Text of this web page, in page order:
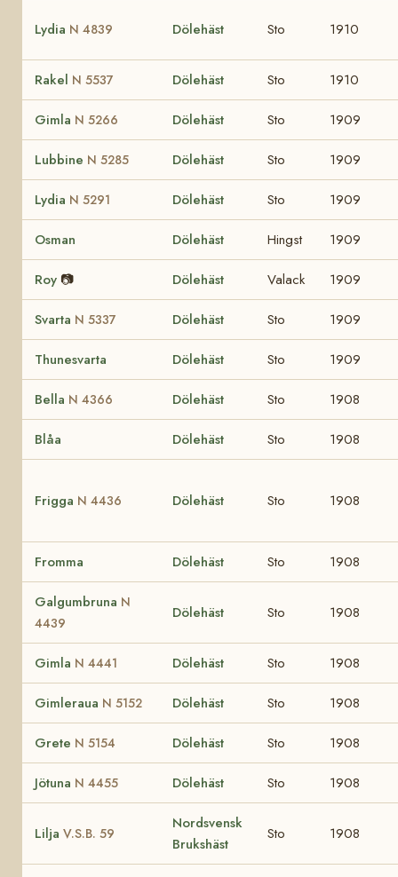
Lydia N 4839 Dölehäst Sto 1910
Rakel N 5537 Dölehäst Sto 1910
Gimla N 5266 Dölehäst Sto 1909
Lubbine N 5285 Dölehäst Sto 1909
Lydia N 5291 Dölehäst Sto 1909
Osman Dölehäst Hingst 1909
Roy 📷 Dölehäst Valack 1909
Svarta N 5337 Dölehäst Sto 1909
Thunesvarta Dölehäst Sto 1909
Bella N 4366 Dölehäst Sto 1908
Blåa Dölehäst Sto 1908
Frigga N 4436 Dölehäst Sto 1908
Fromma Dölehäst Sto 1908
Galgumbruna N
4439
Dölehäst Sto 1908
Gimla N 4441 Dölehäst Sto 1908
Gimleraua N 5152 Dölehäst Sto 1908
Grete N 5154 Dölehäst Sto 1908
Jötuna N 4455 Dölehäst Sto 1908
Lilja V.S.B. 59
Nordsvensk
Brukshäst
Sto 1908